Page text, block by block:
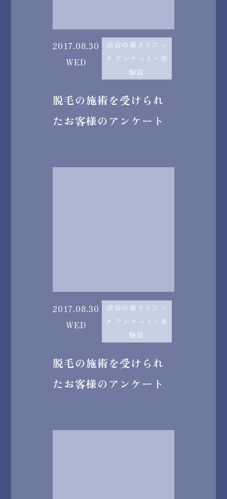
2017.08.30
WED
渋谷の森クリニッ
ク アンケート・体
験談
脱毛の施術を受けられ
たお客様のアンケート
2017.08.30
WED
渋谷の森クリニッ
ク アンケート・体
験談
脱毛の施術を受けられ
たお客様のアンケート